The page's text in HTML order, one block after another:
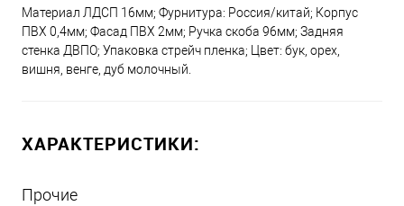
Материал ЛДСП 16мм; Фурнитура: Россия/китай; Корпус
ПВХ 0,4мм; Фасад ПВХ 2мм; Ручка скоба 96мм; Задняя
стенка ДВПО; Упаковка стрейч пленка; Цвет: бук, орех,
вишня, венге, дуб молочный.
ХАРАКТЕРИСТИКИ:
Прочие